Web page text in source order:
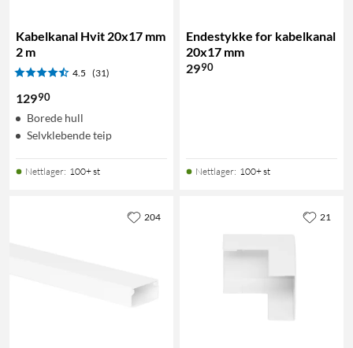
Kabelkanal Hvit 20x17 mm
2 m
4.5 (31)
12990
Borede hull
Selvklebende teip
Nettlager: 100+ st
Endestykke for kabelkanal
20x17 mm
2990
Nettlager: 100+ st
204 21